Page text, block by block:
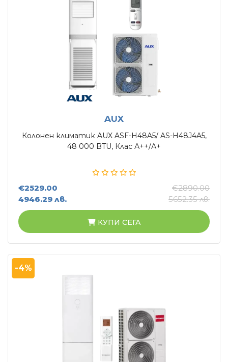
AUX
Колонен климатик AUX ASF-H48A5/ AS-H48J4A5,
48 000 BTU, Клас А++/А+
€2529.00
4946.29 лв.
€2890.00
5652.35 лв.
КУПИ СЕГА
-4%